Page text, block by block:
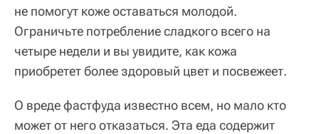
не помогут коже оставаться молодой.
Ограничьте потребление сладкого всего на
четыре недели и вы увидите, как кожа
приобретет более здоровый цвет и посвежеет.
О вреде фастфуда известно всем, но мало кто
может от него отказаться. Эта еда содержит